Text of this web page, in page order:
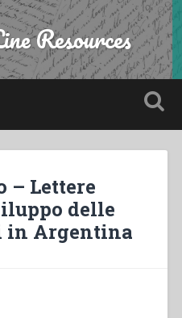
Resources
– Lettere
delle
in Argentina